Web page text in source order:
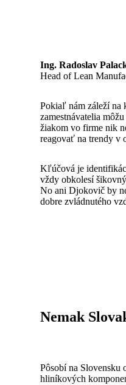
Ing. Radoslav
Head of Lean
Pokiaľ nám záleží na
zamestnávatelia
žiakom vo firme nik
reagovať na trendy v
Kľúčová je
vždy obkolesí
No ani Djokovič by
dobre zvládnutého
Nemak
Pôsobí na Slovensku
hliníkových